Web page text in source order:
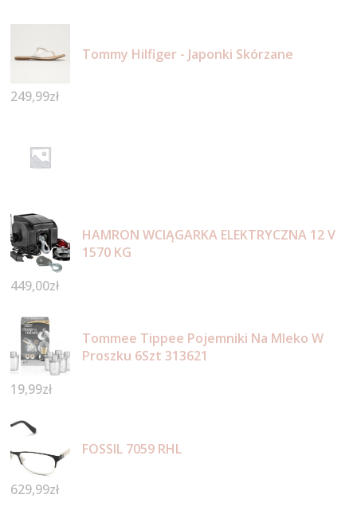
Tommy Hilfiger - Japonki Skórzane
249,99zł
HAMRON WCIĄGARKA ELEKTRYCZNA 12 V
1570 KG
449,00zł
Tommee Tippee Pojemniki Na Mleko W
Proszku 6Szt 313621
19,99zł
FOSSIL 7059 RHL
629,99zł